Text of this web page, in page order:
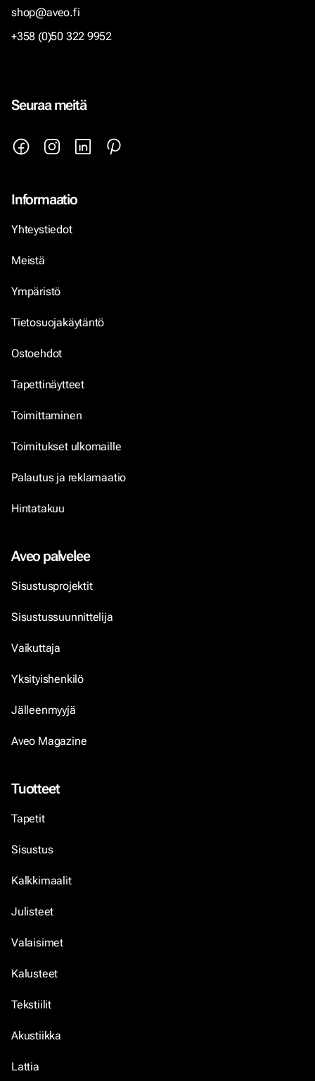
shop@aveo.fi
+358 (0)50 322 9952
Seuraa meitä
Informaatio
Yhteystiedot
Meistä
Ympäristö
Tietosuojakäytäntö
Ostoehdot
Tapettinäytteet
Toimittaminen
Toimitukset ulkomaille
Palautus ja reklamaatio
Hintatakuu
Aveo palvelee
Sisustusprojektit
Sisustussuunnittelija
Vaikuttaja
Yksityishenkilö
Jälleenmyyjä
Aveo Magazine
Tuotteet
Tapetit
Sisustus
Kalkkimaalit
Julisteet
Valaisimet
Kalusteet
Tekstiilit
Akustiikka
Lattia